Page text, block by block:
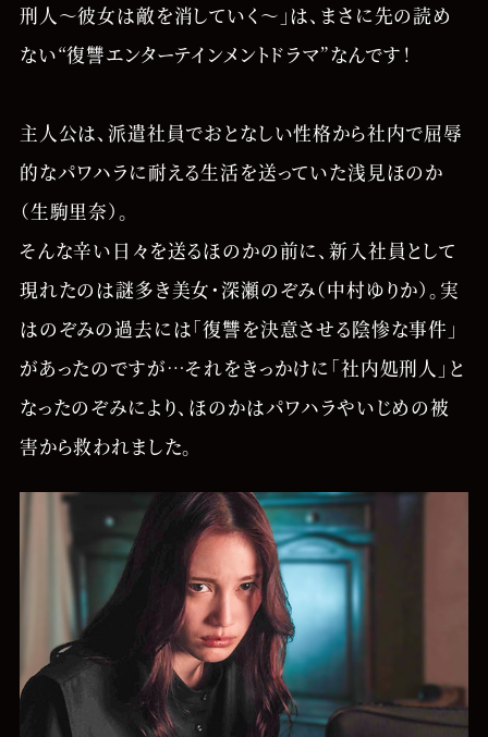
刑人～彼女は敵を消していく～」は、まさに先の読め
ない“復讐エンターテインメントドラマ”なんです！
主人公は、派遣社員でおとなしい性格から社内で屈辱
的なパワハラに耐える生活を送っていた浅見ほのか
（生駒里奈）。
そんな辛い日々を送るほのかの前に、新入社員として
現れたのは謎多き美女・深瀬のぞみ（中村ゆりか）。実
はのぞみの過去には「復讐を決意させる陰惨な事件」
があったのですが…それをきっかけに「社内処刑人」と
なったのぞみにより、ほのかはパワハラやいじめの被
害から救われました。